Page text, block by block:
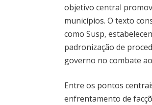
objetivo central
municípios. O texto
como Susp,
padronização de
governo no combate
Entre os pontos
enfrentamento de